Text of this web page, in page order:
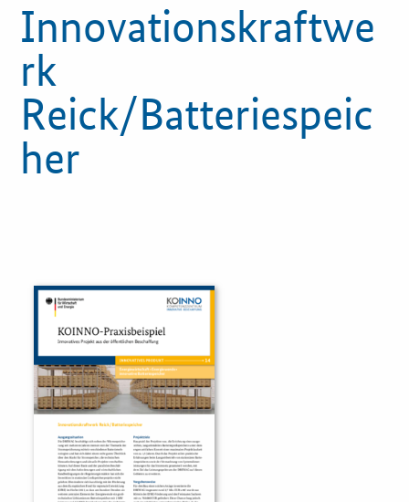
Publikationen
KOINNOmagazin
Weitere Informationen
Kontakt
Öffentliche Auftraggeber
Services
Innovative Beschaffung
Innovationskraftwe
rk
Reick/Batteriespeic
her